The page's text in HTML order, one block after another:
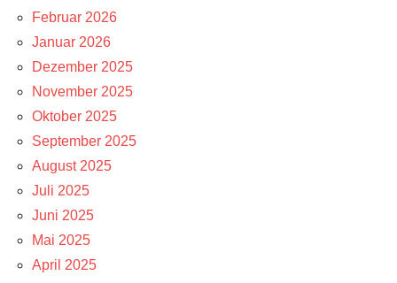
Februar 2026
Januar 2026
Dezember 2025
November 2025
Oktober 2025
September 2025
August 2025
Juli 2025
Juni 2025
Mai 2025
April 2025